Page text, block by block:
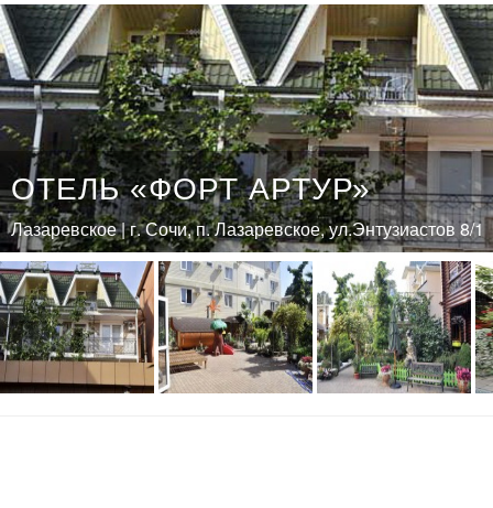
ОТЕЛЬ «ФОРТ АРТУР»
Лазаревское | г. Сочи, п. Лазаревское, ул.Энтузиастов 8/1